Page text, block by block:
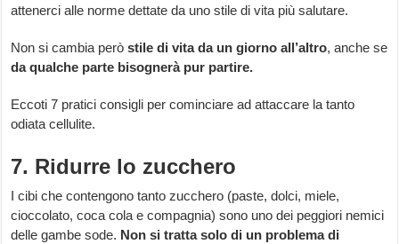
attenerci alle norme dettate da uno stile di vita più salutare.
Non si cambia peròstile di vita da un giorno all’altro, anche se
da qualche parte bisognerà pur partire.
Eccoti 7 pratici consigli per cominciare ad attaccare la tanto
odiata cellulite.
7. Ridurre lo zucchero
I cibi che contengono tanto zucchero (paste, dolci, miele,
cioccolato, coca cola e compagnia) sono uno dei peggiori nemici
delle gambe sode. Non si tratta solo di un problema di